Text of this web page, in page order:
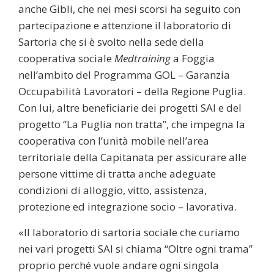
anche Gibli, che nei mesi scorsi ha seguito con
partecipazione e attenzione il laboratorio di
Sartoria che si è svolto nella sede della
cooperativa sociale Medtraininga Foggia
nell’ambito del Programma GOL – Garanzia
Occupabilità Lavoratori – della Regione Puglia.
Con lui, altre beneficiarie dei progetti SAI e del
progetto “La Puglia non tratta”, che impegna la
cooperativa con l’unità mobile nell’area
territoriale della Capitanata per assicurare alle
persone vittime di tratta anche adeguate
condizioni di alloggio, vitto, assistenza,
protezione ed integrazione socio – lavorativa.
«Il laboratorio di sartoria sociale che curiamo
nei vari progetti SAI si chiama “Oltre ogni trama”
proprio perché vuole andare ogni singola